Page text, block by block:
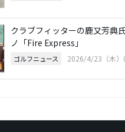
クラブフィッターの鹿又芳典
ノ「Fire Express」
ゴルフニュース 2026/4/23（木）